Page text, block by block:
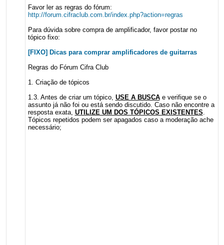
Favor ler as regras do fórum:
http://forum.cifraclub.com.br/index.php?action=regras
Para dúvida sobre compra de amplificador, favor postar no
tópico fixo:
[FIXO] Dicas para comprar amplificadores de guitarras
Regras do Fórum Cifra Club
1. Criação de tópicos
1.3. Antes de criar um tópico, USE A BUSCAe verifique se o
assunto já não foi ou está sendo discutido. Caso não encontre a
resposta exata, UTILIZE UM DOS TÓPICOS EXISTENTES.
Tópicos repetidos podem ser apagados caso a moderação ache
necessário;